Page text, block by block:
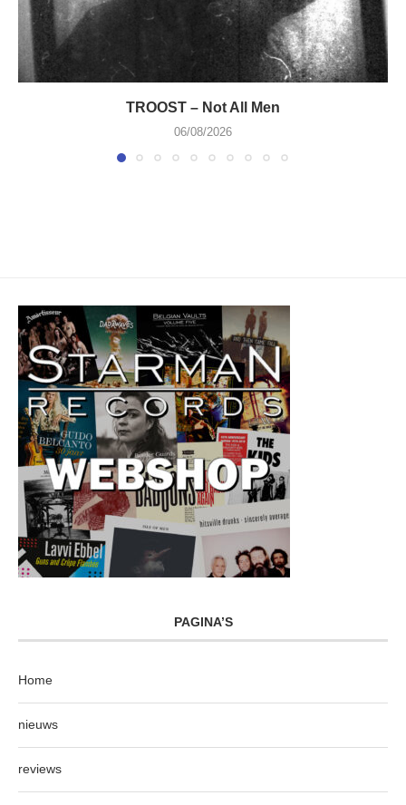
TROOST – Not All Men
06/08/2026
PAGINA’S
Home
nieuws
reviews